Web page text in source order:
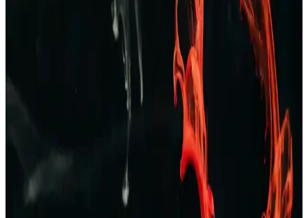
Erkekler İçin Zara Pantolon ve Kot Seçenekleri:
Tarzınızı Yansıtan Şık ve Konforlu Koleksiyonlar
Zara’nın geniş erkek pantolon ve kot koleksiyonlarıyla şıklık ve
konforu bir arada yakalayın. Günlük ve resmi tarzlara uygun
modellerle kendinizi ifade edin.
TAMPAP Erkek Baskılı Kısa Kollu Pijama Takımı
TAMPAP erkek baskılı kısa kollu pijama takımı, hafif, nefes alabilir
pamuklu kumaşı ve şık tasarımıyla yaz aylarına uygun konfor sağlar.
Erkek Bej Rengi Ceketler: Çok Yönlü ve Şık Giyim
Seçenekleri Rehberi